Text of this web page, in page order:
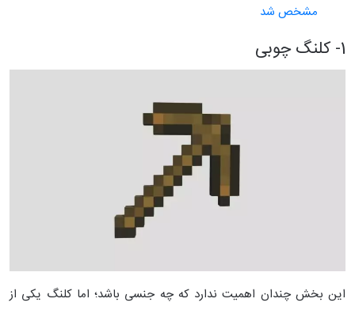
مشخص شد
1- کلنگ چوبی
این بخش چندان اهمیت ندارد که چه جنسی باشد؛ اما کلنگ یکی از